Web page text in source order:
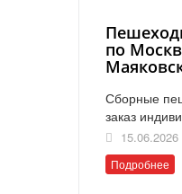
по
Сборные
заказ
15.06.2026
Подробнее